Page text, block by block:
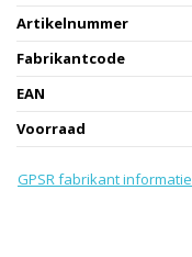
Artikelnummer
Fabrikantcode
EAN
Voorraad
GPSR fabrikant informatie